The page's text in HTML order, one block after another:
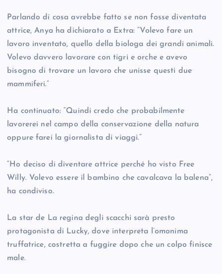
Parlando di cosa avrebbe fatto se non fosse diventata
attrice, Anya ha dichiarato a Extra: “Volevo fare un
lavoro inventato, quello della biologa dei grandi animali.
Volevo davvero lavorare con tigri e orche e avevo
bisogno di trovare un lavoro che unisse questi due
mammiferi.”
Ha continuato: “Quindi credo che probabilmente
lavorerei nel campo della conservazione della natura
oppure farei la giornalista di viaggi.”
“Ho deciso di diventare attrice perché ho visto Free
Willy. Volevo essere il bambino che cavalcava la balena”,
ha condiviso.
La star de La regina degli scacchi sarà presto
protagonista di Lucky, dove interpreta l’omonima
truffatrice, costretta a fuggire dopo che un colpo finisce
male.